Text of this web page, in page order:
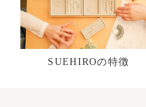
SUEHIROの特徴